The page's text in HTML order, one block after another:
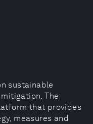
sustainable
The
that provides
measures and